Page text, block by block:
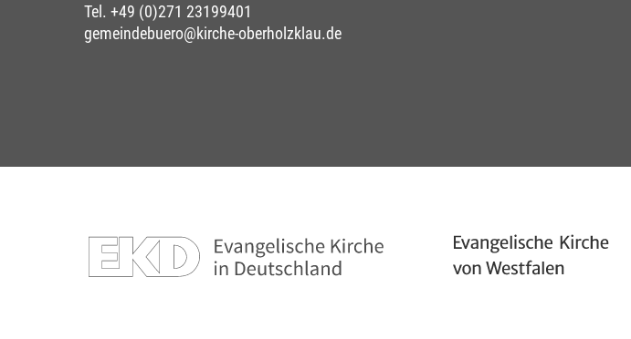
Tel. +49 (0)271 23199401
gemeindebuero@kirche-oberholzklau.de